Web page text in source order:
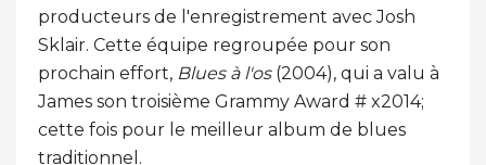
producteurs de l'enregistrement avec Josh
Sklair. Cette équipe regroupée pour son
prochain effort, Blues à l'os(2004), qui a valu à
James son troisième Grammy Award # x2014;
cette fois pour le meilleur album de blues
traditionnel.